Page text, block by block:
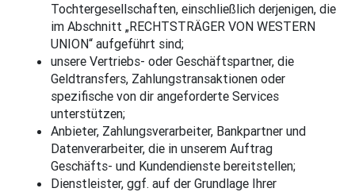
Tochtergesellschaften, einschließlich derjenigen, die
im Abschnitt „RECHTSTRÄGER VON WESTERN
UNION“ aufgeführt sind;
unsere Vertriebs- oder Geschäftspartner, die
Geldtransfers, Zahlungstransaktionen oder
spezifische von dir angeforderte Services
unterstützen;
Anbieter, Zahlungsverarbeiter, Bankpartner und
Datenverarbeiter, die in unserem Auftrag
Geschäfts- und Kundendienste bereitstellen;
Dienstleister, ggf. auf der Grundlage Ihrer